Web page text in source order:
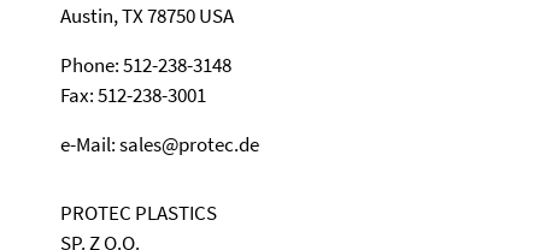
Austin, TX 78750 USA
Phone: 512-238-3148
Fax: 512-238-3001
e-Mail: sales@protec.de
PROTEC PLASTICS
SP. Z O.O.